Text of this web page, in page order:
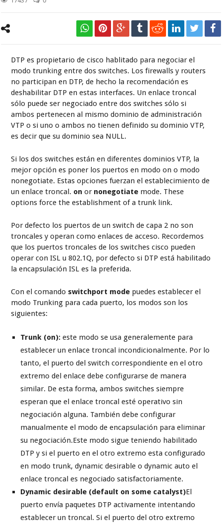
By JMCristobal
DTP es propietario de cisco hablitado para negociar el
modo trunking entre dos switches. Los firewalls y routers
no participan en DTP, de hecho la recomendación es
deshabilitar DTP en estas interfaces. Un enlace troncal
sólo puede ser negociado entre dos switches sólo si
ambos pertenecen al mismo dominio de administración
VTP o si uno o ambos no tienen definido su dominio VTP,
Si los dos switches están en diferentes dominios VTP, la
mejor opción es poner los puertos en modo on o modo
nonegotiate. Estas opciones fuerzan el establecimiento de
un enlace troncal.onornonegotiatemode. These
Por defecto los puertos de un switch de capa 2 no son
troncales y operan como enlaces de acceso. Recordemos
que los puertos troncales de los switches cisco pueden
operar con ISL u 802.1Q, por defecto si DTP está habilitado
Con el comandoswitchport modepuedes establecer el
modo Trunking para cada puerto, los modos son los
Trunk (on):este modo se usa generalemente para
establecer un enlace troncal incondicionalmente. Por lo
tanto, el puerto del switch correspondiente en el otro
extremo del enlace debe configurarse de manera
similar. De esta forma, ambos switches siempre
esperan que el enlace troncal esté operativo sin
negociación alguna. También debe configurar
manualmente el modo de encapsulación para eliminar
su negociación.Este modo sigue teniendo habilitado
DTP y si el puerto en el otro extremo esta configurado
en modo trunk, dynamic desirable o dynamic auto el
enlace troncal es negociado satisfactoriamente.
Dynamic desirable (default on some catalyst)El
puerto envía paquetes DTP activamente intentando